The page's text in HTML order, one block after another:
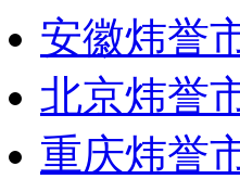
安徽炜誉
北京炜誉
重庆炜誉